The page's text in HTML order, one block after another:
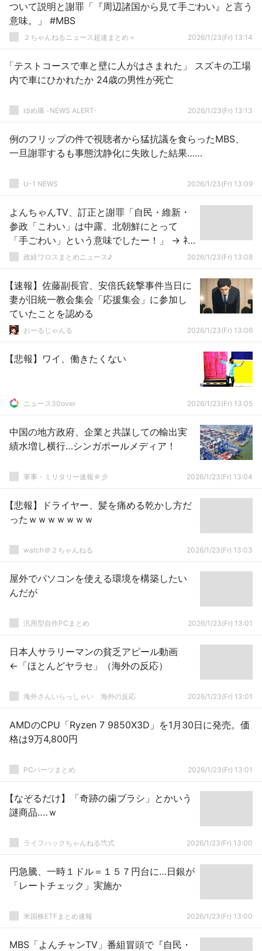
ついて説明と謝罪「『周辺諸国から見て手ごわい』と言う
意味。」 #MBS
２ちゃんねるニュース超速まとめ＋ 2026/1/23(Fr) 13:14
「テストコースで車と壁に人がはさまれた」 スズキの工場
内で車にひかれたか 24歳の男性が死亡
ゆめ痛 -NEWS ALERT- 2026/1/23(Fr) 13:13
例のフリップの件で視聴者から猛抗議を食らったMBS、
一旦謝罪するも事態沈静化に失敗した結果……
U-1 NEWS 2026/1/23(Fr) 13:09
よんちゃんTV、訂正と謝罪「自民・維新・
参政「こわい」は中露、北朝鮮にとって
「手ごわい」という意味でしたー！」 → ﾈｯ
ﾄ「誰が信じるねん！？」
政経ワロスまとめニュース♪ 2026/1/23(Fr) 13:08
【速報】佐藤副長官、安倍氏銃撃事件当日に
妻が旧統一教会集会「応援集会」に参加し
ていたことを認める
おーるじゃんる 2026/1/23(Fr) 13:06
【悲報】ワイ、働きたくない
ニュース30over 2026/1/23(Fr) 13:05
中国の地方政府、企業と共謀しての輸出実
績水増し横行…シンガポールメディア！
軍事・ミリタリー速報☆彡 2026/1/23(Fr) 13:04
【悲報】ドライヤー、髪を痛める乾かし方だ
ったｗｗｗｗｗｗｗ
watch＠２ちゃんねる 2026/1/23(Fr) 13:03
屋外でパソコンを使える環境を構築したい
んだが
汎用型自作PCまとめ 2026/1/23(Fr) 13:01
日本人サラリーマンの貧乏アピール動画
←「ほとんどヤラセ」（海外の反応）
海外さんいらっしゃい 海外の反応 2026/1/23(Fr) 13:01
AMDのCPU「Ryzen 7 9850X3D」を1月30日に発売。価
格は9万4,800円
PCパーツまとめ 2026/1/23(Fr) 13:01
【なぞるだけ】「奇跡の歯ブラシ」とかいう
謎商品‥‥ｗ
ライフハックちゃんねる弐式 2026/1/23(Fr) 13:00
円急騰、一時１ドル＝１５７円台に…日銀が
「レートチェック」実施か
米国株ETFまとめ速報 2026/1/23(Fr) 13:00
MBS「よんチャンTV」番組冒頭で『自民・